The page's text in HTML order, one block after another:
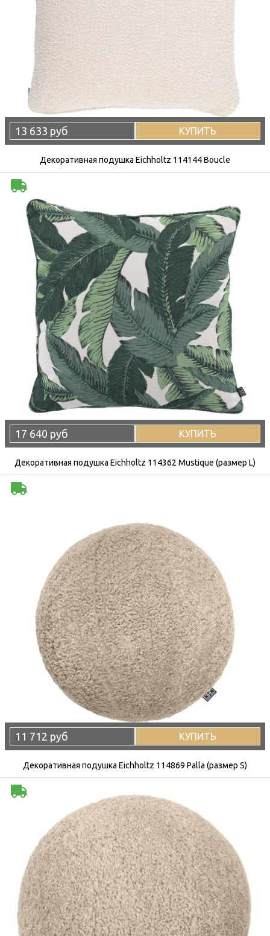
13 633 руб КУПИТЬ
Декоративная подушка Eichholtz 114144 Boucle
17 640 руб КУПИТЬ
Декоративная подушка Eichholtz 114362 Mustique (размер L)
11 712 руб КУПИТЬ
Декоративная подушка Eichholtz 114869 Palla (размер S)